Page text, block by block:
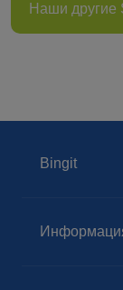
Наши другие
Bingit